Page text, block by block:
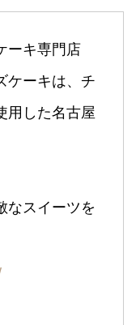
ーキ専門店
ケーキは、チ
用した名古屋
なスイーツを